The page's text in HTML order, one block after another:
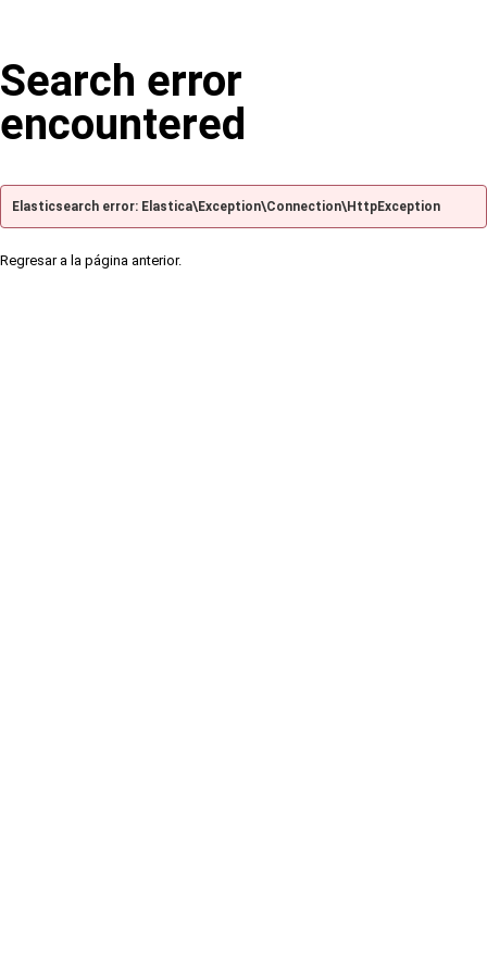
Search error
encountered
Elasticsearch error: Elastica\Exception\Connection\HttpException
Regresar a la página anterior.